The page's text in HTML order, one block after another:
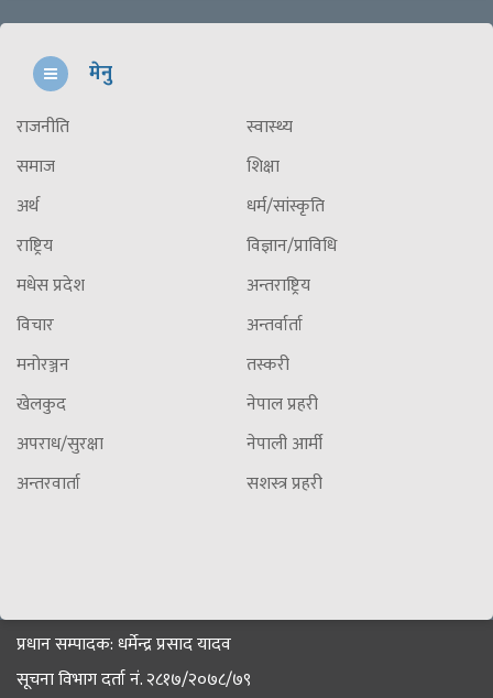
मेनु
राजनीति
समाज
अर्थ
राष्ट्रिय
मधेस प्रदेश
विचार
मनोरञ्जन
खेलकुद
अपराध/सुरक्षा
अन्तरवार्ता
स्वास्थ्य
शिक्षा
धर्म/सांस्कृति
विज्ञान/प्राविधि
अन्तराष्ट्रिय
अन्तर्वार्ता
तस्करी
नेपाल प्रहरी
नेपाली आर्मी
सशस्त्र प्रहरी
प्रधान सम्पादक: धर्मेन्द्र प्रसाद यादव
सूचना विभाग दर्ता नं. २८१७/२०७८/७९